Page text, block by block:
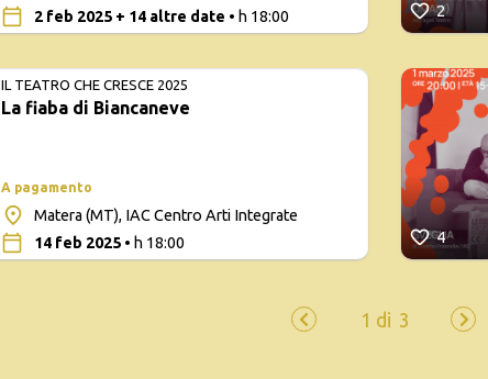
2 feb 2025 + 14 altre date • h 18:00
IL TEATRO CHE CRESCE 2025
La fiaba di Biancaneve
A pagamento
Matera (MT), IAC Centro Arti Integrate
14 feb 2025• h 18:00
2
4